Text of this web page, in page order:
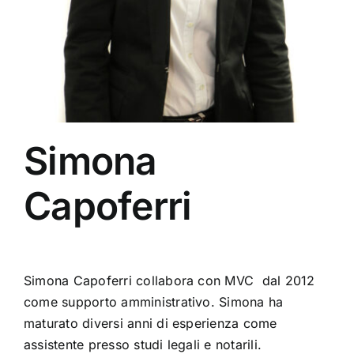
Fidleg
Contatti
Simona
Capoferri
Simona Capoferri collabora con MVC dal 2012
come supporto amministrativo. Simona ha
maturato diversi anni di esperienza come
assistente presso studi legali e notarili.